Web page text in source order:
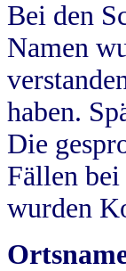
Bei den
Namen
haben.
Die
Fällen
wurden